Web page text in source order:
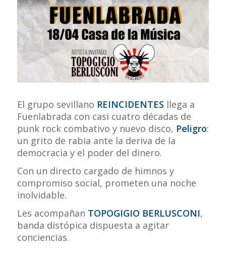
El grupo sevillano REINCIDENTES llega a
Fuenlabrada con casi cuatro décadas de
punk rock combativo y nuevo disco, Peligro:
un grito de rabia ante la deriva de la
democracia y el poder del dinero.
Con un directo cargado de himnos y
compromiso social, prometen una noche
inolvidable.
Les acompañan TOPOGIGIO BERLUSCONI,
banda distópica dispuesta a agitar
conciencias.